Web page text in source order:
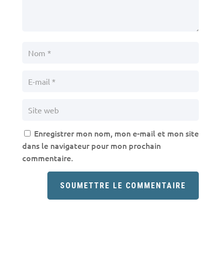
Enregistrer mon nom, mon e-mail et mon site
dans le navigateur pour mon prochain
commentaire.
SOUMETTRE LE COMMENTAIRE